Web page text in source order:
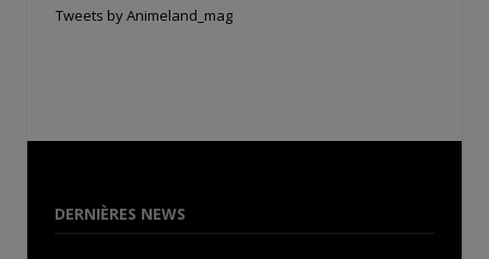
Tweets by Animeland_mag
DERNIÈRES NEWS